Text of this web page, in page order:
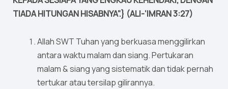
TIADA HITUNGAN HISABNYA”.} (ALI-‘IMRAN 3:27)
Allah SWT Tuhan yang berkuasa menggilirkan
antara waktu malam dan siang. Pertukaran
malam & siang yang sistematik dan tidak pernah
tertukar atau tersilap gilirannya.